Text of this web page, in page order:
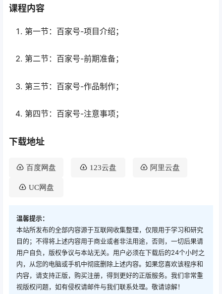
课程内容
第一节：百家号-项目介绍；
第二节：百家号-前期准备；
第三节：百家号-作品制作；
第四节：百家号-注意事项；
下载地址
百度网盘 123云盘 阿里云盘
UC网盘
温馨提示：
本站所发布的全部内容源于互联网收集整理，仅限用于学习和研究
目的；不得将上述内容用于商业或者非法用途，否则，一切后果请
用户自负，版权争议与本站无关。用户必须在下载后的24个小时之
内，从您的电脑或手机中彻底删除上述内容。如果您喜欢该程序和
内容，请支持正版，购买注册，得到更好的正版服务。我们非常重
视版权问题，如有侵权请邮件与我们联系处理。敬请谅解！